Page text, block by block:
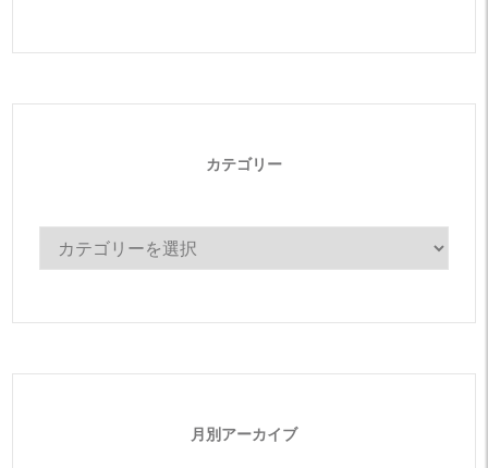
カテゴリー
テ
リ
月別アーカイブ